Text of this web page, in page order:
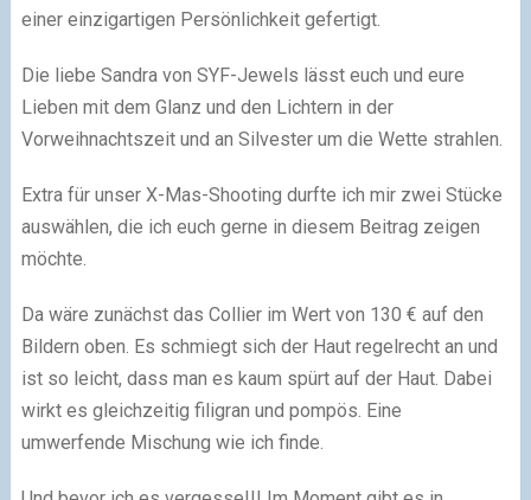
einer einzigartigen Persönlichkeit gefertigt.
Die liebe Sandra von SYF-Jewels lässt euch und eure
Lieben mit dem Glanz und den Lichtern in der
Vorweihnachtszeit und an Silvester um die Wette strahlen.
Extra für unser X-Mas-Shooting durfte ich mir zwei Stücke
auswählen, die ich euch gerne in diesem Beitrag zeigen
möchte.
Da wäre zunächst das Collier im Wert von 130 € auf den
Bildern oben. Es schmiegt sich der Haut regelrecht an und
ist so leicht, dass man es kaum spürt auf der Haut. Dabei
wirkt es gleichzeitig filigran und pompös. Eine
umwerfende Mischung wie ich finde.